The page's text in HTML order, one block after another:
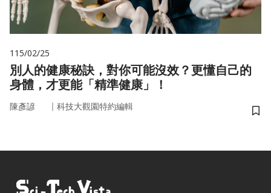
115/02/25
別人的健康秘訣，對你可能沒效？更懂自己的
身體，才更能「精準健康」！
陳彥諺 ｜ 科技大觀園特約編輯
儲